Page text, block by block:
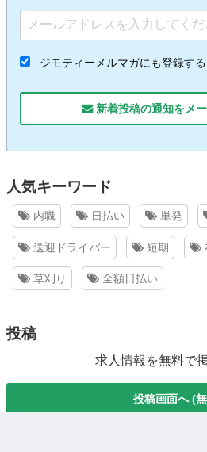
ジモティーメルマガにも登録する
新着投稿の通知をメ
人気キーワード
内職 日払い 単発
送迎ドライバー 短期
草刈り 全額日払い
投稿
求人情報を無料で
投稿画面へ (